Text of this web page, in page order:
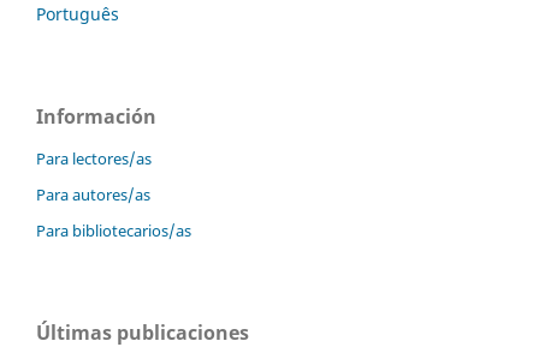
Português
Información
Para lectores/as
Para autores/as
Para bibliotecarios/as
Últimas publicaciones